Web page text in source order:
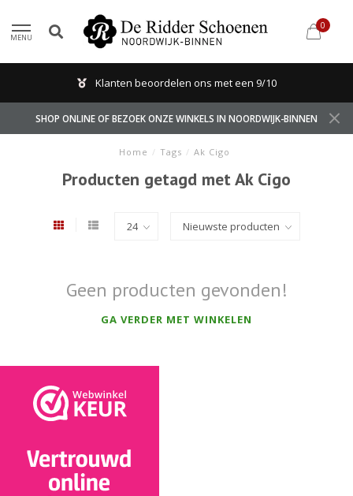
MENU
0
Klanten beoordelen ons met een 9/10
SHOP ONLINE OF BEZOEK ONZE WINKELS IN NOORDWIJK-BINNEN
Home / Tags / Ak Cigo
Producten getagd met Ak Cigo
Geen producten gevonden!
GA VERDER MET WINKELEN